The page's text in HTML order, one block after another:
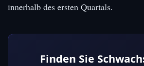
innerhalb des ersten Quartals.
Finden Sie